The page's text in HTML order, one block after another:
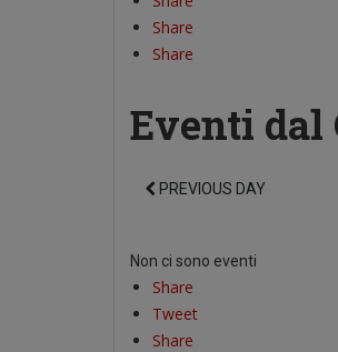
Share
Share
Eventi dal
PREVIOUS DAY
Non ci sono eventi
Share
Tweet
Share